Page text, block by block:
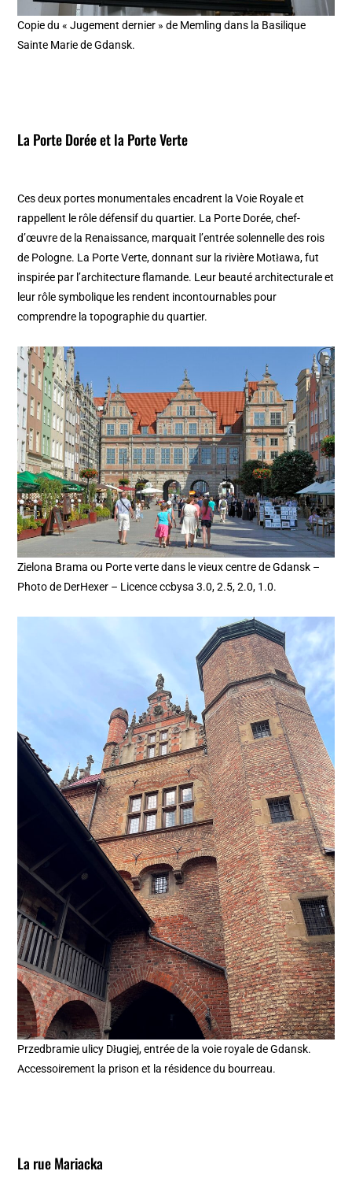
Copie du « Jugement dernier » de Memling dans la Basilique
Sainte Marie de Gdansk.
La Porte Dorée et la Porte Verte
Ces deux portes monumentales encadrent la Voie Royale et
rappellent le rôle défensif du quartier. La Porte Dorée, chef-
d’œuvre de la Renaissance, marquait l’entrée solennelle des rois
de Pologne. La Porte Verte, donnant sur la rivière Motława, fut
inspirée par l’architecture flamande. Leur beauté architecturale et
leur rôle symbolique les rendent incontournables pour
comprendre la topographie du quartier.
Zielona Brama ou Porte verte dans le vieux centre de Gdansk –
Photo de DerHexer – Licence ccbysa 3.0, 2.5, 2.0, 1.0.
Przedbramie ulicy Długiej, entrée de la voie royale de Gdansk.
Accessoirement la prison et la résidence du bourreau.
La rue Mariacka